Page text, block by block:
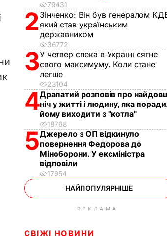
79431
2 Зінченко: Він був генералом
який став українським
державником
36772
3У четвер спека в Україні сягне
свого максимуму. Коли стане
легше
23104
4Драпатий розповів про
ніч у житті і людину, яка
йому виходити з "котла"
18768
5Джерело з ОП відкинуло
повернення Федорова до
Міноборони. У ексміністра
відповіли
17954
НАЙПОПУЛЯРНІШЕ
РЕКЛАМА
СВІЖІ НОВИНИ